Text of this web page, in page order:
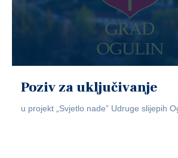
Poziv za uključivanje
u projekt „Svjetlo nade” Udruge slijepih